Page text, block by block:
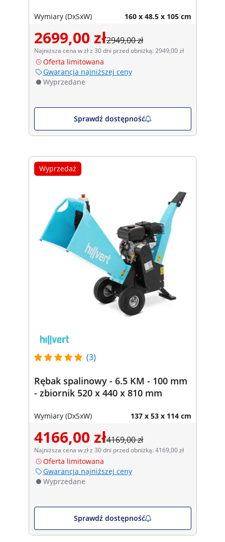
Wymiary (DxSxW) 160 x 48.5 x 105 cm
2699,00 zł2949,00 zł
Najniższa cena w zł z 30 dni przed obniżką: 2949,00 zł
Oferta limitowana
Gwarancja najniższej ceny
Wyprzedane
Sprawdź dostępność
Wyprzedaż
(3)
Rębak spalinowy - 6.5 KM - 100 mm
- zbiornik 520 x 440 x 810 mm
Wymiary (DxSxW) 137 x 53 x 114 cm
4166,00 zł4169,00 zł
Najniższa cena w zł z 30 dni przed obniżką: 4169,00 zł
Oferta limitowana
Gwarancja najniższej ceny
Wyprzedane
Sprawdź dostępność